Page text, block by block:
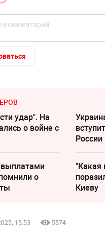
удар". На
о войне с
России
о
"Какая
Киеву
15:53 5574